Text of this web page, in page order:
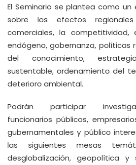
El Seminario se plantea como
sobre los efectos
comerciales, la competitividad,
endógeno, gobernanza, políticas
del conocimiento,
sustentable, ordenamiento del
deterioro ambiental.
Podrán participar
funcionarios públicos,
gubernamentales y público
las siguientes mesas
desglobalización, geopolítica